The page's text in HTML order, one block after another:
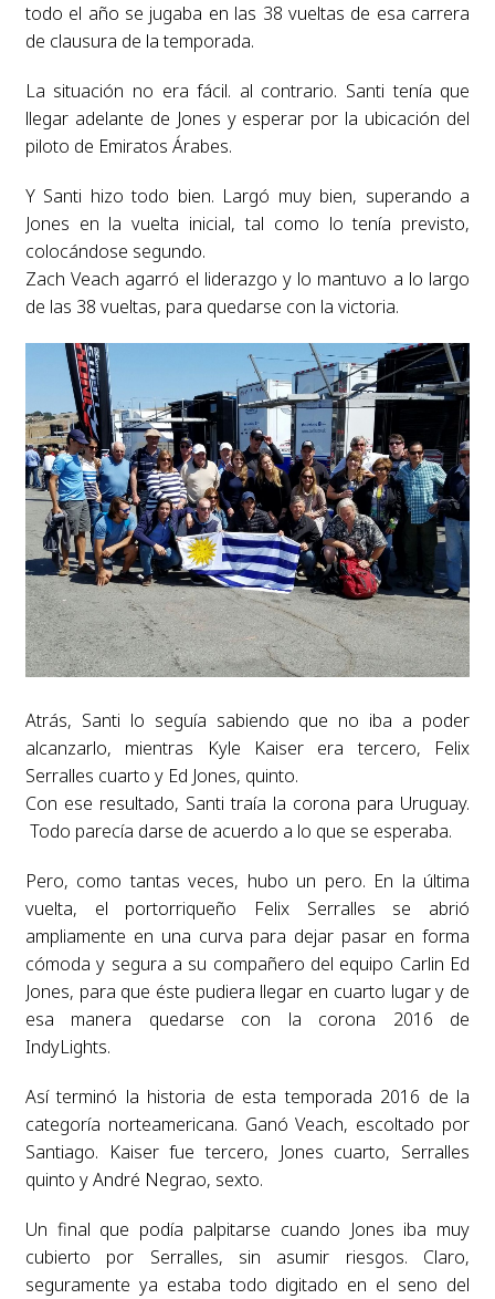
todo el año se jugaba en las 38 vueltas de esa carrera
de clausura de la temporada.
La situación no era fácil. al contrario. Santi tenía que
llegar adelante de Jones y esperar por la ubicación del
piloto de Emiratos Árabes.
Y Santi hizo todo bien. Largó muy bien, superando a
Jones en la vuelta inicial, tal como lo tenía previsto,
colocándose segundo.
Zach Veach agarró el liderazgo y lo mantuvo a lo largo
de las 38 vueltas, para quedarse con la victoria.
Atrás, Santi lo seguía sabiendo que no iba a poder
alcanzarlo, mientras Kyle Kaiser era tercero, Felix
Serralles cuarto y Ed Jones, quinto.
Con ese resultado, Santi traía la corona para Uruguay.
Todo parecía darse de acuerdo a lo que se esperaba.
Pero, como tantas veces, hubo un pero. En la última
vuelta, el portorriqueño Felix Serralles se abrió
ampliamente en una curva para dejar pasar en forma
cómoda y segura a su compañero del equipo Carlin Ed
Jones, para que éste pudiera llegar en cuarto lugar y de
esa manera quedarse con la corona 2016 de
IndyLights.
Así terminó la historia de esta temporada 2016 de la
categoría norteamericana. Ganó Veach, escoltado por
Santiago. Kaiser fue tercero, Jones cuarto, Serralles
quinto y André Negrao, sexto.
Un final que podía palpitarse cuando Jones iba muy
cubierto por Serralles, sin asumir riesgos. Claro,
seguramente ya estaba todo digitado en el seno del